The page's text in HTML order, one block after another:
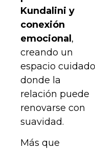
Kundalini y
conexión
emocional ,
creando un
espacio cuidado
donde la
relación puede
renovarse con
suavidad.
Más que